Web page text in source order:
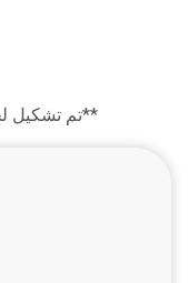
**تم تشكيل لجنة